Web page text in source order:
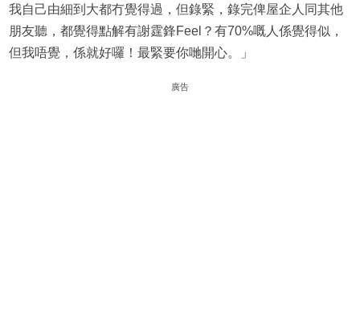
我自己由細到大都冇覺得過，但錄緊，錄完俾屋企人同其他
朋友聽，都覺得點解有謝霆鋒Feel？有70%嘅人係覺得似，
但我唔覺，係就好囉！最緊要你哋開心。」
廣告